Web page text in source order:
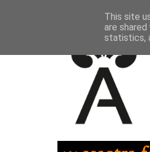
This site
are
statistics,